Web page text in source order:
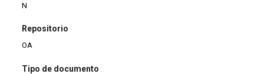
N
Repositorio
OA
Tipo de documento